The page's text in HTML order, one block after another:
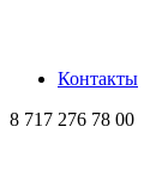
Контакты
8 717 276 78 00